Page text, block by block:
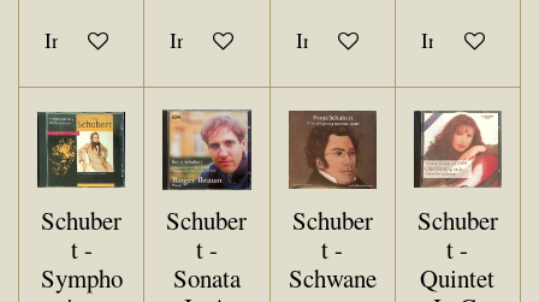
In winkelwagenIn winkelwagenIn winkelwagen
In
Schuber
t -
Sympho
Schuber
t -
Sonata
Schuber
t -
Schwane
Schuber
t -
Quintet